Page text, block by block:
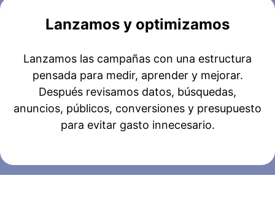
Lanzamos y optimizamos
Lanzamos las campañas con una estructura
pensada para medir, aprender y mejorar.
Después revisamos datos, búsquedas,
anuncios, públicos, conversiones y presupuesto
para evitar gasto innecesario.